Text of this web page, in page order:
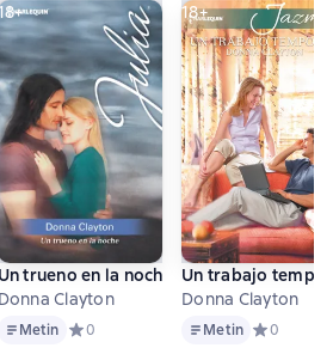
на основе 0 оценок
Un trueno en la noche
Donna Clayton
MetinMetin Средний рейтинг 0 на основе 0
0
18+
Un trabajo
Donna Clayton
MetinMetin Средний
0